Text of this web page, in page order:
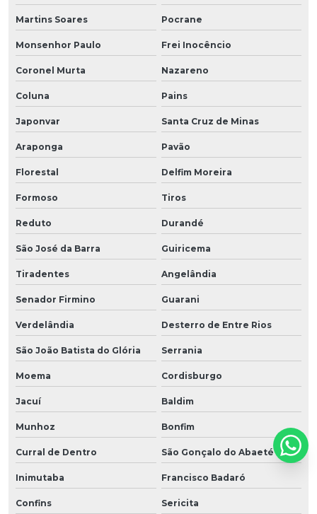
Martins Soares Pocrane
Monsenhor Paulo Frei Inocêncio
Coronel Murta Nazareno
Coluna Pains
Japonvar Santa Cruz de Minas
Araponga Pavão
Florestal Delfim Moreira
Formoso Tiros
Reduto Durandé
São José da Barra Guiricema
Tiradentes Angelândia
Senador Firmino Guarani
Verdelândia Desterro de Entre Rios
São João Batista do Glória Serrania
Moema Cordisburgo
Jacuí Baldim
Munhoz Bonfim
Curral de Dentro São Gonçalo do Abaeté
Inimutaba Francisco Badaró
Confins Sericita